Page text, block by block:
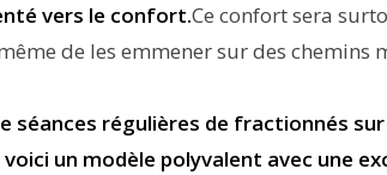
vers le confort.Ce confort sera
de les emmener sur des chemins
séances régulières de fractionnés
un modèle polyvalent avec une